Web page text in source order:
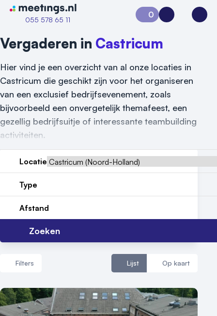
Naar home van Meetings
055 578 65 11
Vraag locatie aan
Locatiegids
Reviews (5⭐️)
0
Aanvraag 0Inloggen
Vergaderen in Castricum
Hier vind je een overzicht van al onze locaties in
Castricum die geschikt zijn voor het organiseren
van een exclusief bedrijfsevenement, zoals
bijvoorbeeld een onvergetelijk themafeest, een
gezellig bedrijfsuitje of interessante teambuilding
activiteiten.
Locatie
Type
Afstand
Zoeken
Filters Lijst Op kaart
Aantal zalen